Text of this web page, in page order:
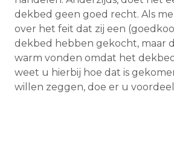
dekbed geen goed recht. Als
over het feit dat zij een
dekbed hebben gekocht, maar
warm vonden omdat het
weet u hierbij hoe dat is
willen zeggen, doe er u